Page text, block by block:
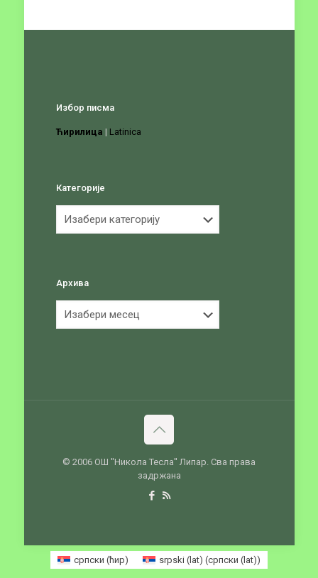
Избор писма
Ћирилица | Latinica
Категорије
Архива
© 2006 ОШ ''Никола Тесла'' Липар. Сва права
задржана
српски (ћир) srpski (lat) (српски (lat))